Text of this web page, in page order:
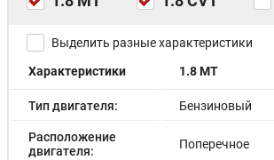
Выделить разные характеристики
Характеристики
1.8 МТ
Тип двигателя: Бензиновый
Расположение
двигателя:
Поперечное